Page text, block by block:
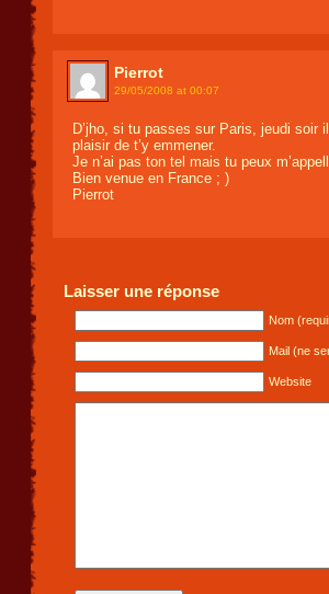
Pierrot
29/05/2008 at 00:07
D’jho, si tu passes sur Paris, jeudi soir
plaisir de t’y emmener.
Je n’ai pas ton tel mais tu peux
Bien venue en France ; )
Pierrot
Laisser une réponse
Nom
Mail (ne
Website